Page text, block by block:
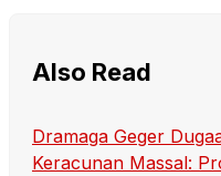
Also Read
Dramaga Geger
Keracunan Massal: